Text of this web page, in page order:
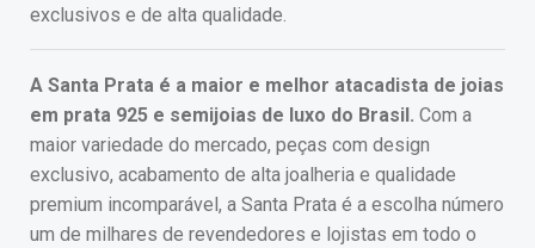
exclusivos e de alta qualidade.
A Santa Prata é a maior e melhor atacadista de joias
em prata 925 e semijoias de luxo do Brasil. Com a
maior variedade do mercado, peças com design
exclusivo, acabamento de alta joalheria e qualidade
premium incomparável, a Santa Prata é a escolha número
um de milhares de revendedores e lojistas em todo o